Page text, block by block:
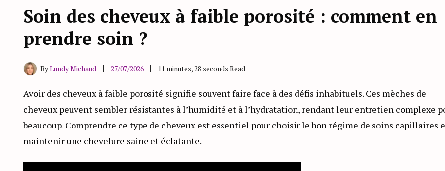
Soin des cheveux à faible porosité : comment en
prendre soin ?
ByLundy Michaud 27/07/2026 11 minutes, 28 seconds Read
Avoir des cheveux à faible porosité signifie souvent faire face à des défis inhabituels. Ces mèches de
cheveux peuvent sembler résistantes à l’humidité et à l’hydratation, rendant leur entretien complexe
beaucoup. Comprendre ce type de cheveux est essentiel pour choisir le bon régime de soins capillaires
maintenir une chevelure saine et éclatante.